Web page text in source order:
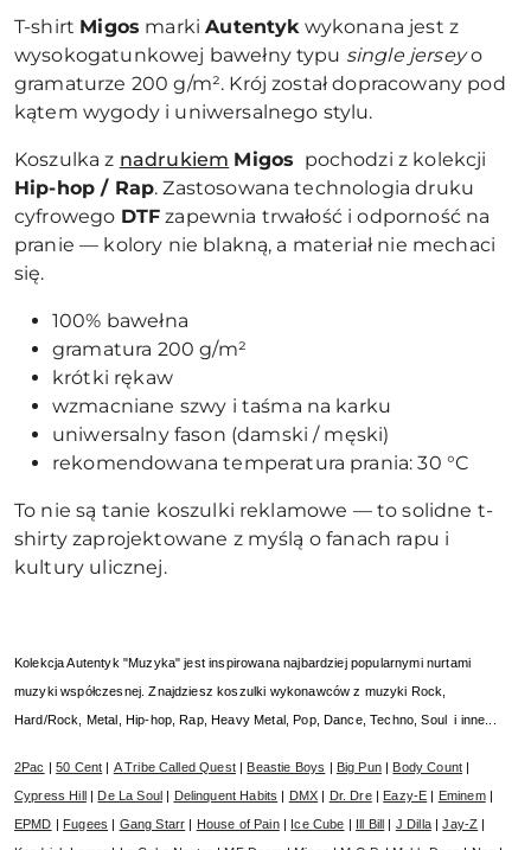
T-shirt Migos markiAutentyk wykonana jest z
wysokogatunkowej bawełny typu single jerseyo
gramaturze 200 g/m². Krój został dopracowany pod
kątem wygody i uniwersalnego stylu.
Koszulka z nadrukiem Migos pochodzi z kolekcji
Hip-hop / Rap. Zastosowana technologia druku
cyfrowego DTF zapewnia trwałość i odporność na
pranie — kolory nie blakną, a materiał nie mechaci
się.
100% bawełna
gramatura 200 g/m²
krótki rękaw
wzmacniane szwy i taśma na karku
uniwersalny fason (damski / męski)
rekomendowana temperatura prania: 30 °C
To nie są tanie koszulki reklamowe — to solidne t-
shirty zaprojektowane z myślą o fanach rapu i
kultury ulicznej.
Kolekcja Autentyk "Muzyka" jest inspirowana najbardziej popularnymi nurtami
muzyki współczesnej. Znajdziesz koszulki wykonawców z muzyki Rock,
Hard/Rock, Metal, Hip-hop, Rap, Heavy Metal, Pop, Dance, Techno, Soul i inne...
2Pac |50 Cent | A Tribe Called Quest| Beastie Boys | Big Pun| Body Count |
Cypress Hill| De La Soul | Delinquent Habits | DMX | Dr. Dre| Eazy-E | Eminem|
EPMD | Fugees | Gang Starr | House of Pain| Ice Cube | Ill Bill | J Dilla|Jay-Z |